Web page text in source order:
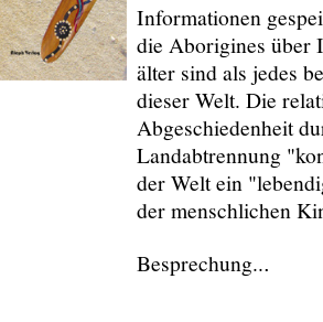
Informationen
die Aborigines über
älter sind als jedes
dieser Welt. Die
Abgeschiedenheit
Landabtrennung
der Welt ein
der menschlichen
Besprechung...